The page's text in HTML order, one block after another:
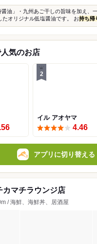
醤油」・九州あご干しの旨味を加え、
たオリジナル低塩醤油です。 お持ち帰
気のお店
2
イル アオヤマ
4.46
アプリに切り替える
カマチラウンジ店
/ 海鮮、海鮮丼、居酒屋